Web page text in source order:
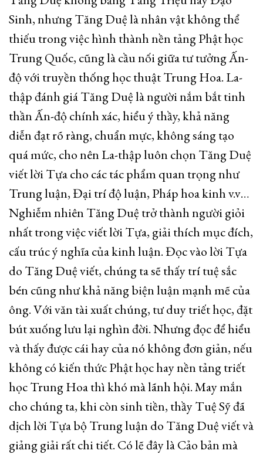
Sinh, nhưng Tăng Duệ là nhân vật không thể
thiếu trong việc hình thành nền tảng Phật học
Trung Quốc, cũng là cầu nối giữa tư tưởng Ấn-
độ với truyền thống học thuật Trung Hoa. La-
thập đánh giá Tăng Duệ là người nắm bắt tinh
thần Ấn-độ chính xác, hiểu ý thầy, khả năng
diễn đạt rõ ràng, chuẩn mực, không sáng tạo
quá mức, cho nên La-thập luôn chọn Tăng Duệ
viết lời Tựa cho các tác phẩm quan trọng như
Trung luận, Đại trí độ luận, Pháp hoa kinh v.v…
Nghiễm nhiên Tăng Duệ trở thành người giỏi
nhất trong việc viết lời Tựa, giải thích mục đích,
cấu trúc ý nghĩa của kinh luận. Đọc vào lời Tựa
do Tăng Duệ viết, chúng ta sẽ thấy trí tuệ sắc
bén cũng như khả năng biện luận mạnh mẽ của
ông. Với văn tài xuất chúng, tư duy triết học, đặt
bút xuống lưu lại nghìn đời. Nhưng đọc để hiểu
và thấy được cái hay của nó không đơn giản, nếu
không có kiến thức Phật học hay nền tảng triết
học Trung Hoa thì khó mà lãnh hội. May mắn
cho chúng ta, khi còn sinh tiền, thầy Tuệ Sỹ đã
dịch lời Tựa bộ Trung luận do Tăng Duệ viết và
giảng giải rất chi tiết. Có lẽ đây là Cảo bản mà